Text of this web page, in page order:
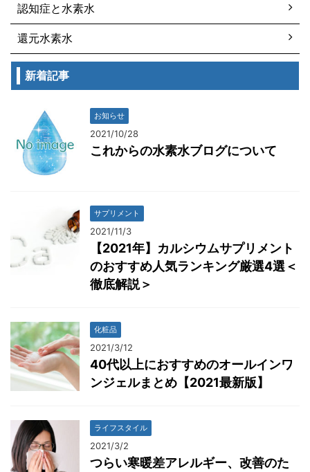
認知症と水素水
還元水素水
新着記事
お知らせ
2021/10/28
これからの水素水ブログについて
サプリメント
2021/11/3
【2021年】カルシウムサプリメント
のおすすめ人気ランキング厳選4選＜
徹底解説＞
化粧品
2021/3/12
40代以上におすすめのオールインワ
ンジェルまとめ【2021最新版】
ライフスタイル
2021/3/2
つらい寒暖差アレルギー、改善のた